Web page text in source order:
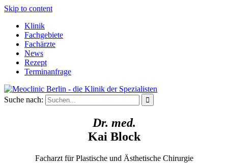
Skip to content
Klinik
Fachgebiete
Fachärzte
News
Rezept
Terminanfrage
Suche nach:
Dr. med.
Kai Block
Facharzt für Plastische und Ästhetische Chirurgie